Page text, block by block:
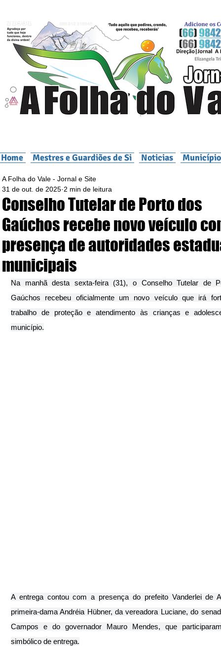
Home Mestres e Guardiões de Si Noticias
Conselho Tutelar de Porto dos
Gaúchos recebe novo veículo
presença de autoridades
municipais
A Folha do Vale - Jornal e Site
31 de out. de 2025 2 min de leitura
Na manhã desta sexta-feira (31), o Conselho Tutelar de
Gaúchos recebeu oficialmente um novo veículo que irá
trabalho de proteção e atendimento às crianças e
município.
A entrega contou com a presença do prefeito Vanderlei de
primeira-dama Andréia Hübner, da vereadora Luciane, do
Campos e do governador Mauro Mendes, que
simbólico de entrega.